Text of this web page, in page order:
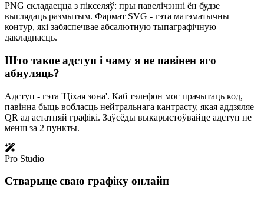
PNG складаецца з пікселяў: пры павелічэнні ён будзе
выглядаць размытым. Фармат SVG - гэта матэматычны
контур, які забяспечвае абсалютную тыпаграфічную
дакладнасць.
Што такое адступ і чаму я не павінен яго
абнуляць?
Адступ - гэта 'Ціхая зона'. Каб тэлефон мог прачытаць код,
павінна быць вобласць нейтральнага кантрасту, якая аддзяляе
QR ад астатняй графікі. Заўсёды выкарыстоўвайце адступ не
менш за 2 пункты.
Pro Studio
Стварыце сваю графіку онлайн